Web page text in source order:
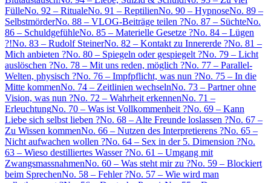
FülleNo. 92 – RitualeNo. 91 – ReptilienNo. 90 – HypnoseNo. 89 –
SelbstmörderNo. 88 – VLOG-Beiträge teilen ?No. 87 – SüchteNo.
86 – SchuldgefühleNo. 85 – Materielle Gesetze ?No. 84 – Lügen
?!No. 83 – Rudolf SteinerNo. 82 – Kontakt zu Innererde ?No. 81 –
Mich anbieten ?No. 80 – Spiegeln oder gespiegelt ?No. 79 – Licht
auslöschen ?No. 78 – Mit uns reden, möglich ?No. 77 – Parallel-
Welten, physisch ?No. 76 – Impfpflicht, was nun ?No. 75 – In die
Mitte kommenNo. 74 – Zeitlinien wechselnNo. 73 – Partner ohne
Vision, was nun ?No. 72 – Wahrheit erkennenNo. 71 –
ErleuchtungNo. 70 – Was ist Vollkommenheit ?No. 69 – Kann
Liebe sich selbst lieben ?No. 68 – Alte Freunde loslassen ?No. 67 –
Zu Wissen kommenNo. 66 – Nutzen des Interpretierens ?No. 65 –
Nicht aufwachen wollen ?No. 64 – Sex in der 5. Dimension ?No.
63 – Wieso destilliertes Wasser ?No. 61 – Umgang mit
ZwangsmassnahmenNo. 60 – Was steht mir zu ?No. 59 – Blockiert
beim SprechenNo. 58 – Fehler ?No. 57 – Wie wird man